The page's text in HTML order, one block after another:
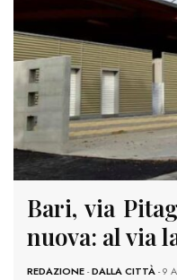
Bari, via
nuova: al via
REDAZIONE-DALLA CITTÀ- 9